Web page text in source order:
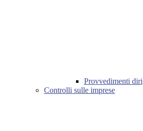
Provvedimenti
Controlli sulle imprese